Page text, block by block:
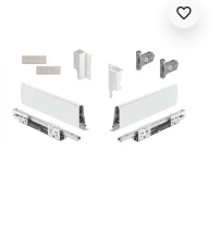
favorite_border